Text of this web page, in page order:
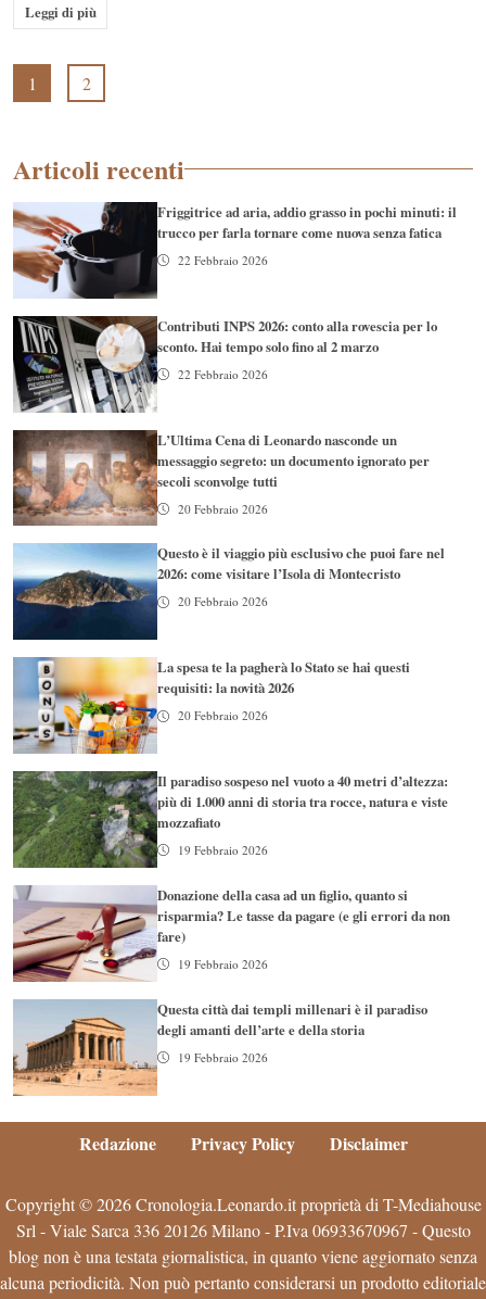
Leggi di più
1 2
Articoli recenti
Friggitrice ad aria, addio grasso in pochi minuti: il
trucco per farla tornare come nuova senza fatica
22 Febbraio 2026
Contributi INPS 2026: conto alla rovescia per lo
sconto. Hai tempo solo fino al 2 marzo
22 Febbraio 2026
L’Ultima Cena di Leonardo nasconde un
messaggio segreto: un documento ignorato per
secoli sconvolge tutti
20 Febbraio 2026
Questo è il viaggio più esclusivo che puoi fare nel
2026: come visitare l’Isola di Montecristo
20 Febbraio 2026
La spesa te la pagherà lo Stato se hai questi
requisiti: la novità 2026
20 Febbraio 2026
Il paradiso sospeso nel vuoto a 40 metri d’altezza:
più di 1.000 anni di storia tra rocce, natura e viste
mozzafiato
19 Febbraio 2026
Donazione della casa ad un figlio, quanto si
risparmia? Le tasse da pagare (e gli errori da non
fare)
19 Febbraio 2026
Questa città dai templi millenari è il paradiso
degli amanti dell’arte e della storia
19 Febbraio 2026
Redazione Privacy Policy Disclaimer
Copyright © 2026 Cronologia.Leonardo.it proprietà di T-Mediahouse
Srl - Viale Sarca 336 20126 Milano - P.Iva 06933670967 - Questo
blog non è una testata giornalistica, in quanto viene aggiornato senza
alcuna periodicità. Non può pertanto considerarsi un prodotto editoriale